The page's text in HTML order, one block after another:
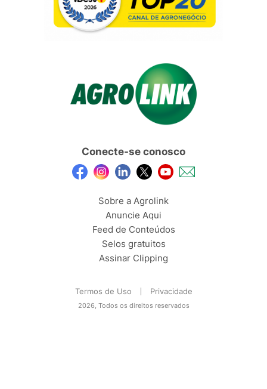
Conecte-se conosco
Sobre a Agrolink
Anuncie Aqui
Feed de Conteúdos
Selos gratuitos
Assinar Clipping
Termos de Uso Privacidade
2026, Todos os direitos reservados